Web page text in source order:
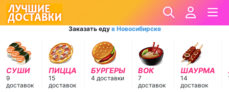
Заказать еду в Новосибирске
СУШИ
9
доставок
ПИЦЦА
15
доставок
БУРГЕРЫ
4 доставки
ВОК
7
доставок
ШАУРМА
14
доставок